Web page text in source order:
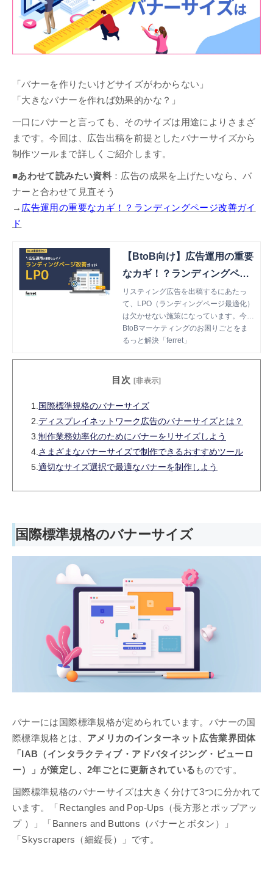
「バナーを作りたいけどサイズがわからない」
「大きなバナーを作れば効果的かな？」
一口にバナーと言っても、そのサイズは用途によりさまざ
まです。今回は、広告出稿を前提としたバナーサイズから
制作ツールまで詳しくご紹介します。
■あわせて読みたい資料 ：広告の成果を上げたいなら、バ
ナーと合わせて見直そう
→ 広告運用の重要なカギ！？ランディングページ改善ガイ
ド
【BtoB向け】広告運用の重要
なカギ！？ランディングペー
ジ改善ガイド
リスティング広告を出稿するにあたっ
て、LPO（ランディングページ最適化）
は欠かせない施策になっています。今回
ご紹介する資料は、ランディングページ
を作成・改善するにあたって必要な基本
BtoBマーケティングのお困りごとをま
るっと解決「ferret」
目次 [非表示]
1. 国際標準規格のバナーサイズ
2. ディスプレイネットワーク広告のバナーサイズとは？
3. 制作業務効率化のためにバナーをリサイズしよう
4. さまざまなバナーサイズで制作できるおすすめツール
5. 適切なサイズ選択で最適なバナーを制作しよう
国際標準規格のバナーサイズ
バナーには国際標準規格が定められています。バナーの国
際標準規格とは、 アメリカのインターネット広告業界団体
「IAB（インタラクティブ・アドバタイジング・ビューロ
ー）」が策定し、2年ごとに更新されている ものです。
国際標準規格のバナーサイズは大きく分けて3つに分かれて
います。「Rectangles and Pop-Ups（長方形とポップアッ
プ ）」「Banners and Buttons（バナーとボタン）」
「Skyscrapers（細縦長）」です。